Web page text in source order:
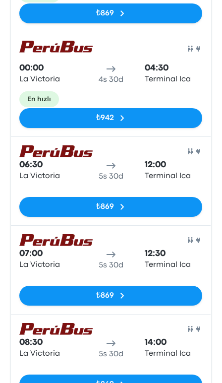
₺869
00:00
La Victoria 4s 30d
04:30
Terminal Ica
En hızlı
₺942
06:30
La Victoria 5s 30d
12:00
Terminal Ica
₺869
07:00
La Victoria 5s 30d
12:30
Terminal Ica
₺869
08:30
La Victoria 5s 30d
14:00
Terminal Ica